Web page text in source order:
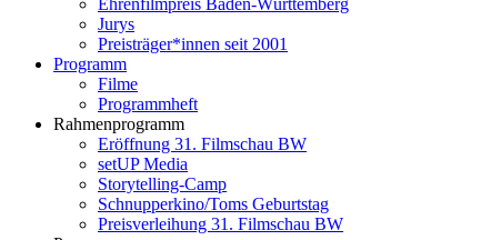
Ehrenfilmpreis Baden-Württemberg
Jurys
Preisträger*innen seit 2001
Programm
Filme
Programmheft
Rahmenprogramm
Eröffnung 31. Filmschau BW
setUP Media
Storytelling-Camp
Schnupperkino/Toms Geburtstag
Preisverleihung 31. Filmschau BW